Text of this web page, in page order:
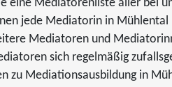
eine Mediatorenliste aller bei
jede Mediatorin in Mühlental
Mediatoren und
sich regelmäßig
zu Mediationsausbildung in